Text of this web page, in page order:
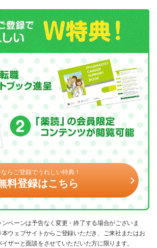
らご登録でうれしい特典！
料登録はこちら
ペーンは予告なく変更・終了する場合がございま
ウェブサイトからご登録いただき、ご来社またはお
ザーと面談をさせていただいた方に限ります。